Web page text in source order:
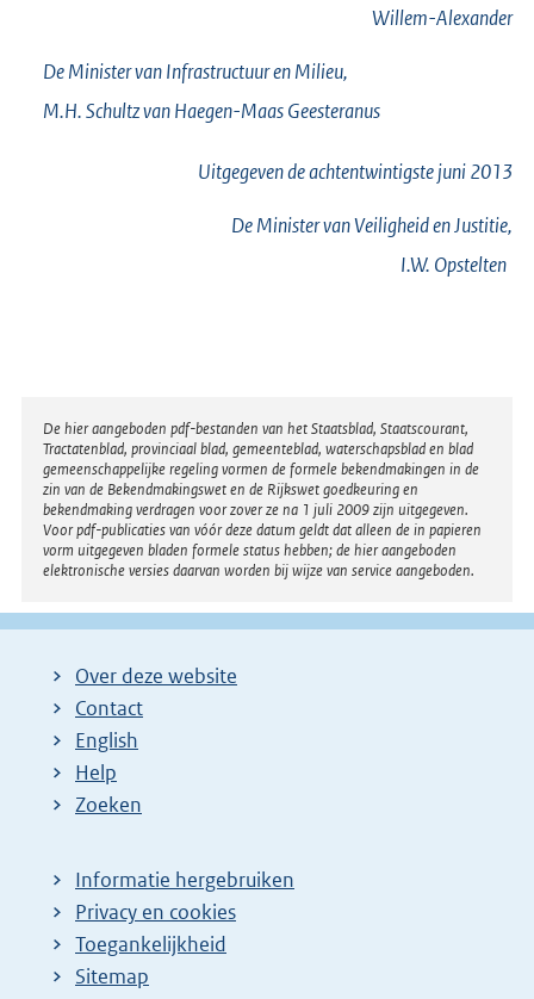
Willem-Alexander
De Minister van Infrastructuur en Milieu,
M.H.Schultz van Haegen-Maas Geesteranus
Uitgegeven deachtentwintigstejuni 2013
De Minister van Veiligheid en Justitie,
I.W. Opstelten
Disclaimer
De hier aangeboden pdf-bestanden van het Staatsblad, Staatscourant,
Tractatenblad, provinciaal blad, gemeenteblad, waterschapsblad en blad
gemeenschappelijke regeling vormen de formele bekendmakingen in de
zin van de Bekendmakingswet en de Rijkswet goedkeuring en
bekendmaking verdragen voor zover ze na 1 juli 2009 zijn uitgegeven.
Voor pdf-publicaties van vóór deze datum geldt dat alleen de in papieren
vorm uitgegeven bladen formele status hebben; de hier aangeboden
elektronische versies daarvan worden bij wijze van service aangeboden.
Over deze website
Contact
English
Help
Zoeken
Informatie hergebruiken
Privacy en cookies
Toegankelijkheid
Sitemap